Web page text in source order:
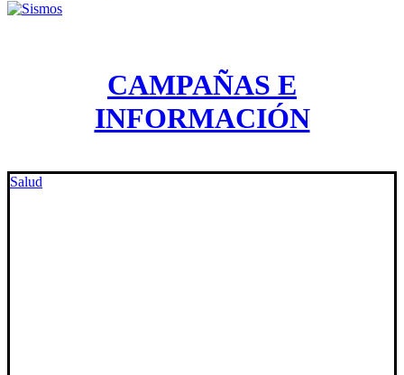
CAMPAÑAS E
INFORMACIÓN
Salud